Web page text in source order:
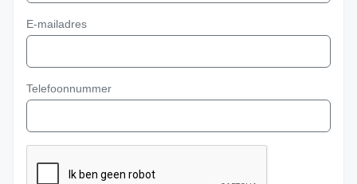
E-mailadres
Telefoonnummer